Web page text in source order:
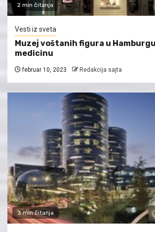
2 min čitanja
Vesti iz sveta
Muzej voštanih figura u
medicinu
februar 10, 2023 Redakcija sajta
3 min čitanja